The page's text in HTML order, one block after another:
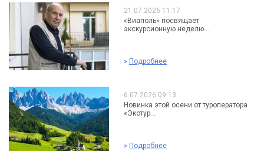
21.07.2026 11:17
«Виаполь» посвящает
экскурсионную неделю...
» Подробнее
6.07.2026 09:13
Новинка этой осени от туроператора
«Экотур...
» Подробнее